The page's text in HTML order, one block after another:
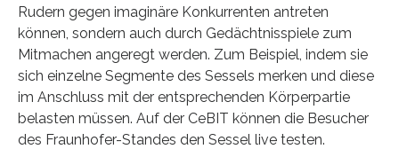
Rudern gegen imaginäre Konkurrenten antreten
können, sondern auch durch Gedächtnisspiele zum
Mitmachen angeregt werden. Zum Beispiel, indem sie
sich einzelne Segmente des Sessels merken und diese
im Anschluss mit der entsprechenden Körperpartie
belasten müssen. Auf der CeBIT können die Besucher
des Fraunhofer-Standes den Sessel live testen.